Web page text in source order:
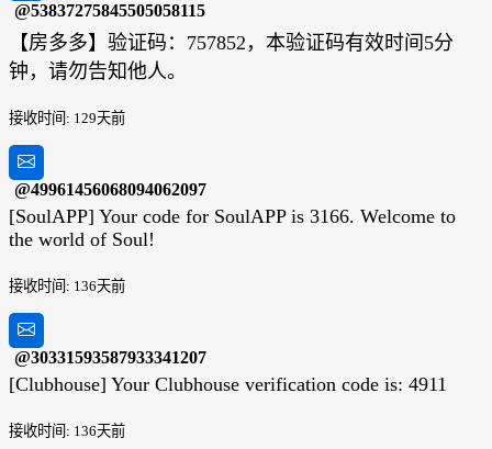
@53837275845505058115
【房多多】验证码：757852，本验证码有效时间5分
钟，请勿告知他人。
接收时间: 129天前
@49961456068094062097
[SoulAPP] Your code for SoulAPP is 3166. Welcome to
the world of Soul!
接收时间: 136天前
@30331593587933341207
[Clubhouse] Your Clubhouse verification code is: 4911
接收时间: 136天前